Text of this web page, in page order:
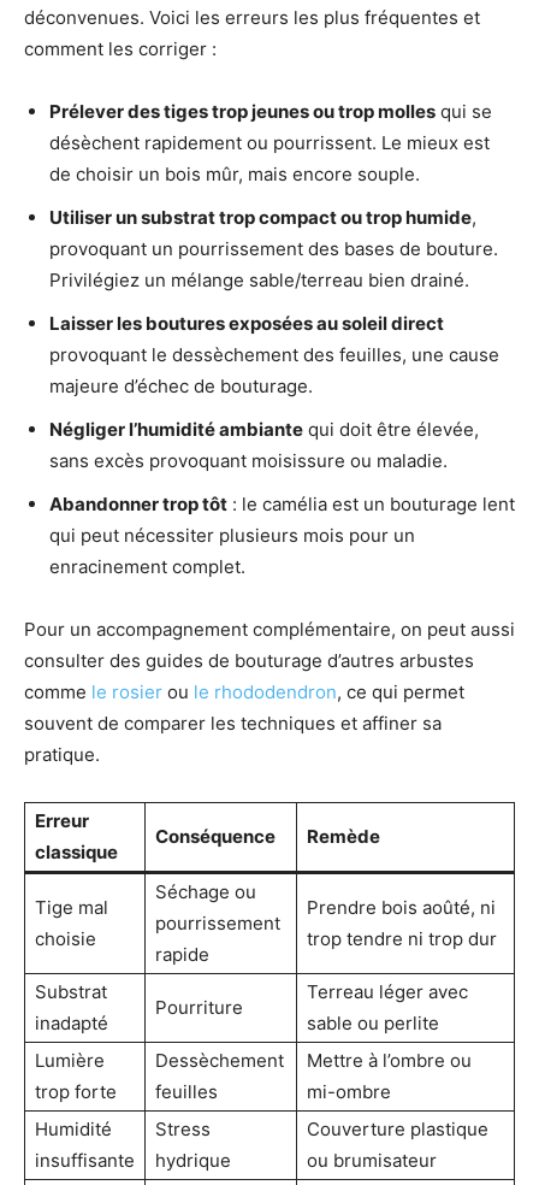
déconvenues. Voici les erreurs les plus fréquentes et
comment les corriger :
Prélever des tiges trop jeunes ou trop molles qui se
désèchent rapidement ou pourrissent. Le mieux est
de choisir un bois mûr, mais encore souple.
Utiliser un substrat trop compact ou trop humide,
provoquant un pourrissement des bases de bouture.
Privilégiez un mélange sable/terreau bien drainé.
Laisser les boutures exposées au soleil direct
provoquant le dessèchement des feuilles, une cause
majeure d’échec de bouturage.
Négliger l’humidité ambiante qui doit être élevée,
sans excès provoquant moisissure ou maladie.
Abandonner trop tôt : le camélia est un bouturage lent
qui peut nécessiter plusieurs mois pour un
enracinement complet.
Pour un accompagnement complémentaire, on peut aussi
consulter des guides de bouturage d’autres arbustes
comme le rosier ou le rhododendron, ce qui permet
souvent de comparer les techniques et affiner sa
pratique.
Erreur
classique
Conséquence Remède
Tige mal
choisie
Séchage ou
pourrissement
rapide
Prendre bois aoûté, ni
trop tendre ni trop dur
Substrat
inadapté
Pourriture
Terreau léger avec
sable ou perlite
Lumière
trop forte
Dessèchement
feuilles
Mettre à l’ombre ou
mi-ombre
Humidité
insuffisante
Stress
hydrique
Couverture plastique
ou brumisateur